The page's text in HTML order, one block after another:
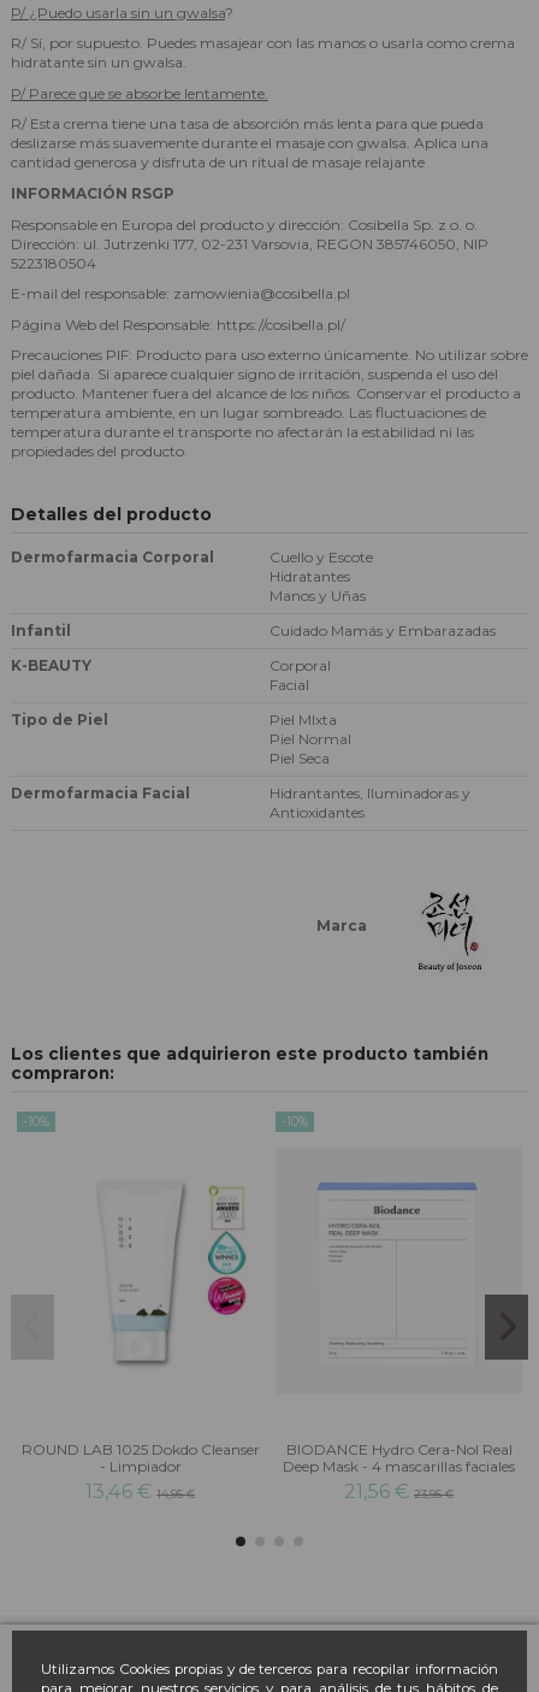
Utilizamos Cookies propias y de terceros para recopilar información
para mejorar nuestros servicios y para análisis de tus hábitos de
P/ ¿Puedo usarla sin un gwalsa?
R/ Sí, por supuesto. Puedes masajear con las manos o usarla como crema
hidratante sin un gwalsa.
P/ Parece que se absorbe lentamente.
R/ Esta crema tiene una tasa de absorción más lenta para que pueda
deslizarse más suavemente durante el masaje con gwalsa. Aplica una
cantidad generosa y disfruta de un ritual de masaje relajante
INFORMACIÓN RSGP
Responsable en Europa del producto y dirección: Cosibella Sp. z o. o.
Dirección: ul. Jutrzenki 177, 02-231 Varsovia, REGON 385746050, NIP
5223180504
E-mail del responsable: zamowienia@cosibella.pl
Página Web del Responsable: https://cosibella.pl/
Precauciones PIF: Producto para uso externo únicamente. No utilizar sobre
piel dañada. Si aparece cualquier signo de irritación, suspenda el uso del
producto. Mantener fuera del alcance de los niños. Conservar el producto a
temperatura ambiente, en un lugar sombreado. Las fluctuaciones de
temperatura durante el transporte no afectarán la estabilidad ni las
propiedades del producto.
Detalles del producto
Dermofarmacia Corporal
Cuello y Escote
Hidratantes
Manos y Uñas
Infantil
Cuidado Mamás y Embarazadas
K-BEAUTY
Corporal
Facial
Tipo de Piel
Piel MIxta
Piel Normal
Piel Seca
Dermofarmacia Facial
Hidrantantes, Iluminadoras y
Antioxidantes
Marca
Los clientes que adquirieron este producto también
compraron:
-10%
ROUND LAB 1025 Dokdo Cleanser
- Limpiador
13,46 € 14,95 €
-10%
BIODANCE Hydro Cera-Nol Real
Deep Mask - 4 mascarillas faciales
21,56 € 23,95 €
Farmacia March